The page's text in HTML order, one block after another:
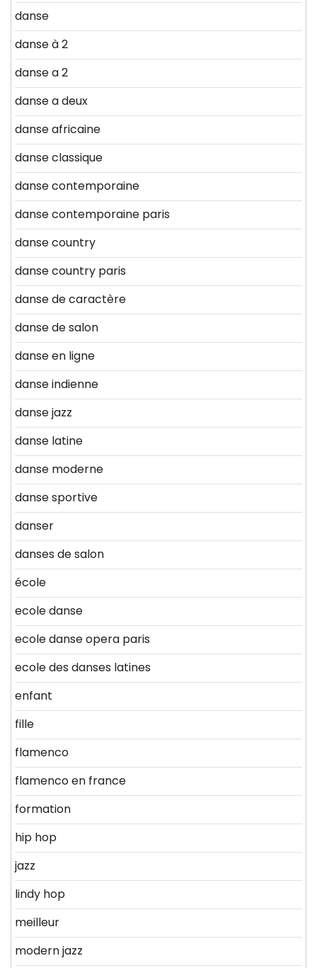
danse
danse à 2
danse a 2
danse a deux
danse africaine
danse classique
danse contemporaine
danse contemporaine paris
danse country
danse country paris
danse de caractère
danse de salon
danse en ligne
danse indienne
danse jazz
danse latine
danse moderne
danse sportive
danser
danses de salon
école
ecole danse
ecole danse opera paris
ecole des danses latines
enfant
fille
flamenco
flamenco en france
formation
hip hop
jazz
lindy hop
meilleur
modern jazz